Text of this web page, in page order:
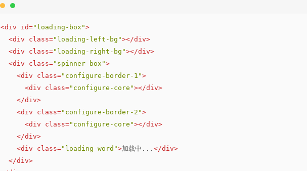
<div id="loading-box">
<div class="loading-left-bg"></div>
<div class="loading-right-bg"></div>
<div class="spinner-box">
<div class="configure-border-1">
<div class="configure-core"></div>
</div>
<div class="configure-border-2">
<div class="configure-core"></div>
</div>
<div class="loading-word">加载中... </div>
</div>